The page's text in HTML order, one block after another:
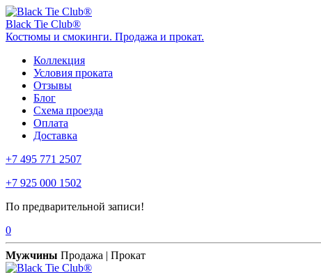
Black Tie Club®
Костюмы и смокинги. Продажа и прокат.
Коллекция
Условия проката
Отзывы
Блог
Схема проезда
Оплата
Доставка
+7 495 771 2507
+7 925 000 1502
По предварительной записи!
0
Мужчины Продажа | Прокат